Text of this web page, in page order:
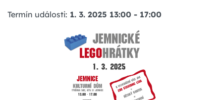
Termín události: 1. 3. 2025 13:00 - 17:00